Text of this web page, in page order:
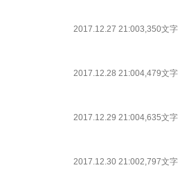
2017.12.27 21:003,350文字
2017.12.28 21:004,479文字
2017.12.29 21:004,635文字
2017.12.30 21:002,797文字